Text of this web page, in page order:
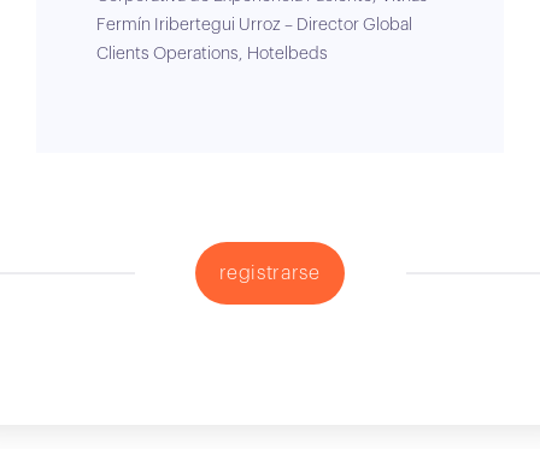
Fermín Iribertegui Urroz – Director Global
Clients Operations, Hotelbeds
registrarse